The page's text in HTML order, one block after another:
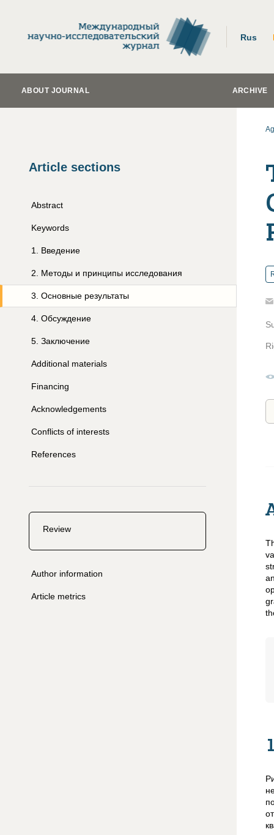
Rus
ABOUT JOURNAL ARCHIVE
Article sections
Abstract
Keywords
1 Введение
2 Методы и принципы исследования
3 Основные результаты
4 Обсуждение
5 Заключение
Additional materials
Financing
Acknowledgements
Conflicts of interests
References
Review
Author information
Article metrics